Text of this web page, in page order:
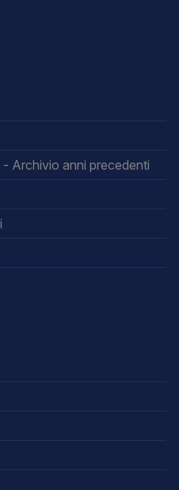
Archivio anni precedenti